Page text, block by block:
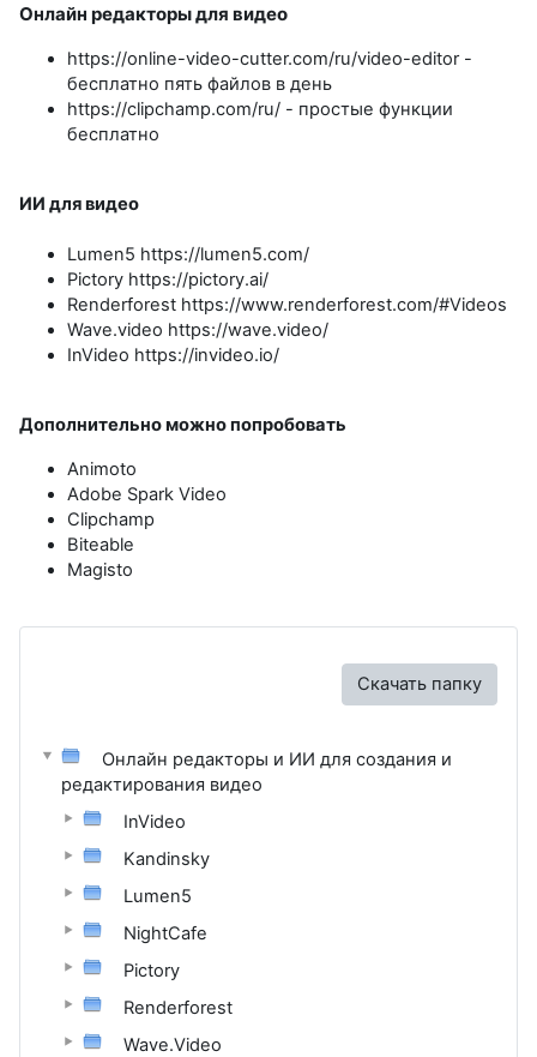
Онлайн редакторы для видео
https://online-video-cutter.com/ru/video-editor -
бесплатно пять файлов в день
https://clipchamp.com/ru/ - простые функции
бесплатно
ИИ для видео
Lumen5 https://lumen5.com/
Pictory https://pictory.ai/
Renderforest https://www.renderforest.com/#Videos
Wave.video https://wave.video/
InVideo https://invideo.io/
Дополнительно можно попробовать
Animoto
Adobe Spark Video
Clipchamp
Biteable
Magisto
Скачать папку
Онлайн редакторы и ИИ для создания и
редактирования видео
InVideo
Kandinsky
Lumen5
NightCafe
Pictory
Renderforest
Wave.Video